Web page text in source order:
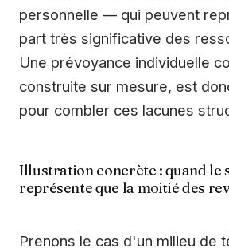
personnelle — qui peuvent
part très significative des
Une prévoyance individuelle
construite sur mesure, est
pour combler ces lacunes
Illustration concrète : quand le
représente que la moitié des
Prenons le cas d'un milieu de